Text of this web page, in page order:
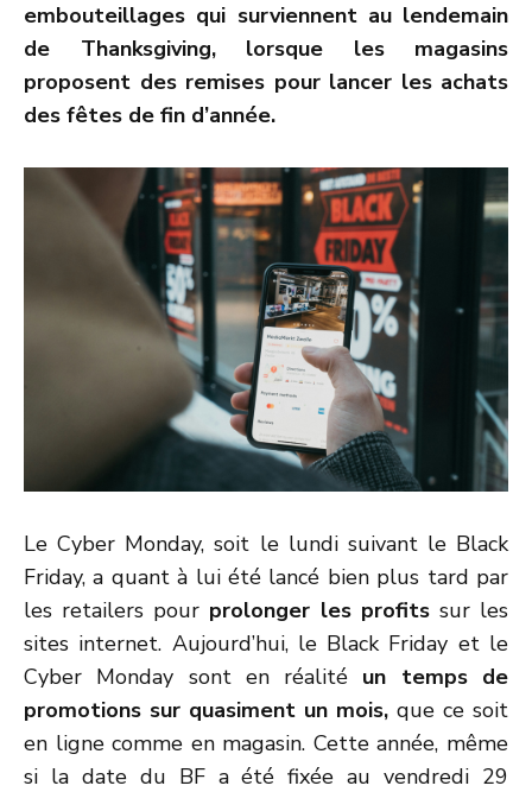
embouteillages qui surviennent au lendemain
de Thanksgiving, lorsque les magasins
proposent des remises pour lancer les achats
des fêtes de fin d’année.
Le Cyber Monday, soit le lundi suivant le Black
Friday, a quant à lui été lancé bien plus tard par
les retailers pour prolonger les profitssur les
sites internet. Aujourd’hui, le Black Friday et le
Cyber Monday sont en réalité un temps de
promotions sur quasiment un mois, que ce soit
en ligne comme en magasin. Cette année, même
si la date du BF a été fixée au vendredi 29